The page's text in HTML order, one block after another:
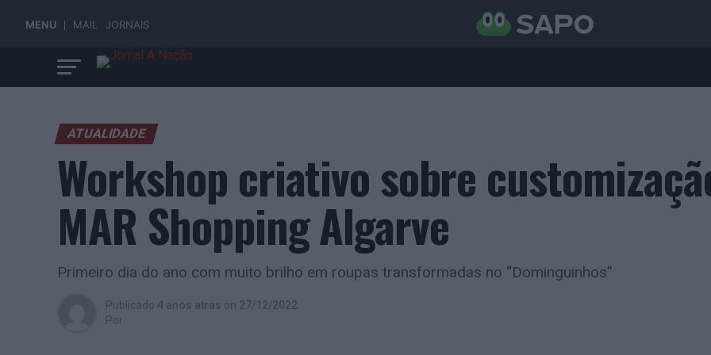
MENU MAIL JORNAIS
ATUALIDADE
Workshop criativo sobre
MAR Shopping Algarve
Primeiro dia do ano com muito brilho em roupas transformadas no “Dominguinhos”
Publicado 4 anos atrás on 27/12/2022
Por